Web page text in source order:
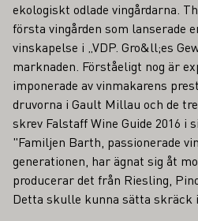
ekologiskt odlade vingårdarna.
första vingården som lanserade
vinskapelse i „VDP. Gro&ll;es
marknaden. Förståeligt nog är
imponerade av vinmakarens
druvorna i Gault Millau och de
skrev Falstaff Wine Guide 2016 i
"Familjen Barth, passionerade
generationen, har ägnat sig åt
producerar det från Riesling,
Detta skulle kunna sätta skräck